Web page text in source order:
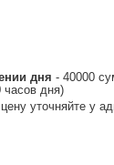
дня - 40000
часов дня)
уточняйте у